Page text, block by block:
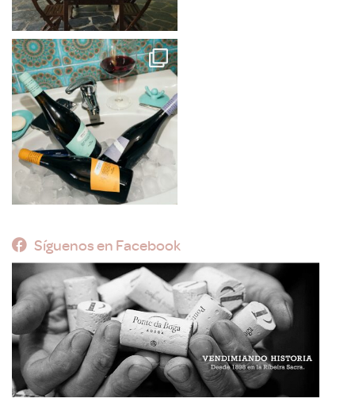
Síguenos en Facebook